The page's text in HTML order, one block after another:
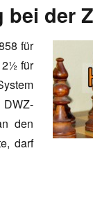
der
für
2½ für
den
darf